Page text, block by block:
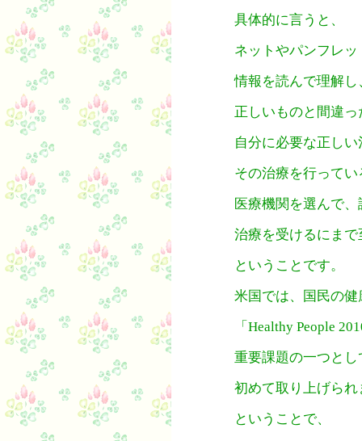
具体的に言うと、
ネットやパンフレ
情報を読んで理解し
正しいものと間違
自分に必要な正し
その治療を行ってい
医療機関を選んで
治療を受けるにまで
ということです。
米国では、国民の
「Healthy People
重要課題の一つとし
初めて取り上げられ
ということで、